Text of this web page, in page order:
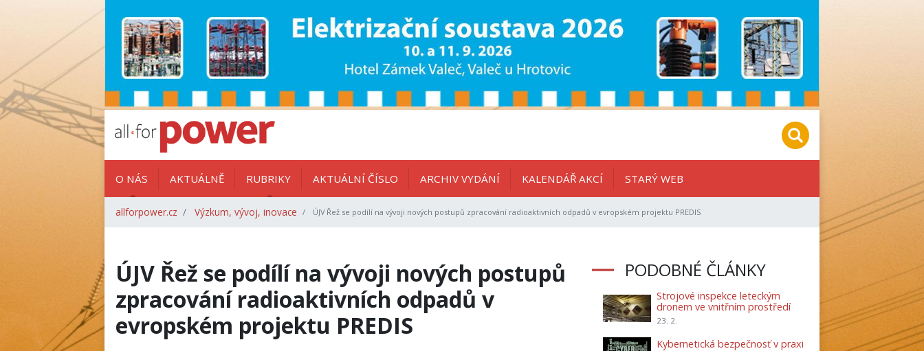
O NÁS AKTUÁLNĚ RUBRIKY AKTUÁLNÍ ČÍSLO ARCHIV VYDÁNÍ KALENDÁŘ AKCÍ STARÝ WEB
allforpower.cz Výzkum, vývoj, inovace ÚJV Řež se podílí na vývoji nových postupů zpracování radioaktivních odpadů v evropském projektu PREDIS
ÚJV Řež se podílí na vývoji nových postupů
zpracování radioaktivních odpadů v
evropském projektu PREDIS
PODOBNÉ ČLÁNKY
Strojové inspekce leteckým
dronem ve vnitřním prostředí
23. 2.
Kybernetická bezpečnosť v praxi